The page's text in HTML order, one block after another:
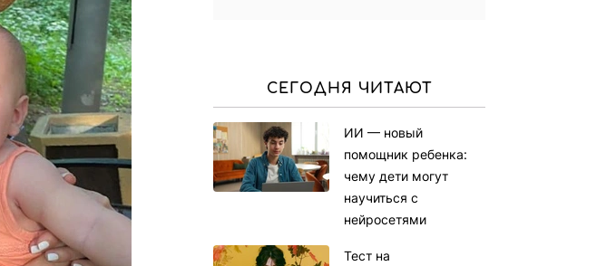
СЕГОДНЯ ЧИТАЮТ
ИИ — новый
помощник ребенка:
чему дети могут
научиться с
нейросетями
Тест на